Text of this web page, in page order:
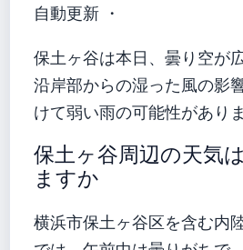
自動更新 ・
保土ヶ谷は本日、曇り空が
沿岸部からの湿った風の影
けて弱い雨の可能性がありま
保土ヶ谷周辺の天気
ますか
横浜市保土ヶ谷区を含む内